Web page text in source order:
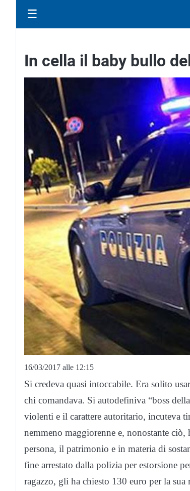
☰
In cella il baby bullo
16/03/2017 alle 12:15
Si credeva quasi intoccabile. Era solito
chi comandava. Si autodefiniva “boss
violenti e il carattere autoritario, incuteva
nemmeno maggiorenne e, nonostante
persona, il patrimonio e in materia di
fine arrestato dalla polizia per estorsione
ragazzo, gli ha chiesto 130 euro per la